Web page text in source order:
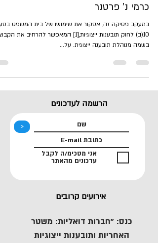
כרמי נ' פרטנר
במעקב פסיקה זה, אסקור את שימושו של בית המשפט
10(ב) לחוק תובענות ייצוגיות,[1] המאפשר להרחיב את
בשמה מנוהלת תובענה ייצוגית. על...
הרשמה לעדכונים
<
אני מסכימ/ה לקבל
עדכונים מהאתר
אירועים קרובים
כנס: "חברות דואליות: משטר
האחריות ותובענות ייצוגיות